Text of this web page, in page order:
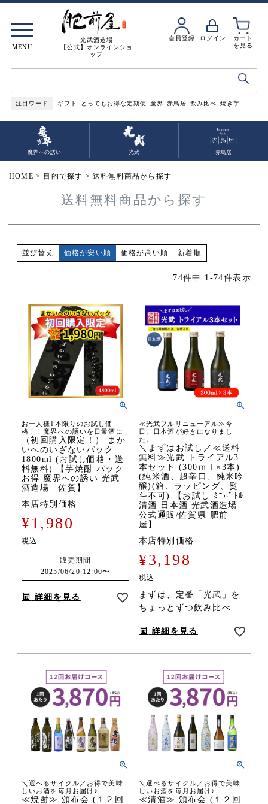
光武酒造場
【公式】オンラインショ
ップ
会員登録 ログイン
カート
を見る
注目ワード ギフト とってもお得な定期便 魔界 赤鳥居 飲み比べ 焼き芋
MENU
魔界への誘い 光武 赤鳥居
HOME 目的で探す 送料無料商品から探す
送料無料商品から探す
並び替え 価格が安い順 価格が高い順 新着順
74件中 1 -74件表示
お一人様1本限りのお試し価
格！！魔界への誘いを日常酒に
（初回購入限定！） まか
いへのいざないパック
1800ml (お試し価格・送
料無料) 【芋焼酎 パック
お得 魔界への誘い 光武
酒造場 佐賀】
本店特別価格
¥1,980
税込
販売期間
2025/06/20 12:00〜
詳細を見る
≪光武フルリニューアル≫今
日、日本酒が好きになりまし
た。
＼まずはお試し／≪送料
無料≫光武 トライアル3
本セット (300ｍｌ×3本)
(純米酒、超辛口、純米吟
醸)(箱、ラッピング、熨
斗不可) 【お試し ﾐﾆﾎﾞﾄﾙ
清酒 日本酒 光武酒造場
公式通販/佐賀県 肥前
屋】
本店特別価格
¥3,198
税込
まずは、定番「光武」を
ちょっとずつ飲み比べ
詳細を見る
＼選べるサイクル／お得で美味
しいお酒を毎月お届け♪
≪焼酎≫ 頒布会 (１２回
＼選べるサイクル／お得で美味
しいお酒を毎月お届け♪
≪清酒≫ 頒布会 (１２回